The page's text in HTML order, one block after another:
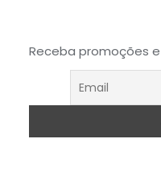
Receba promoções